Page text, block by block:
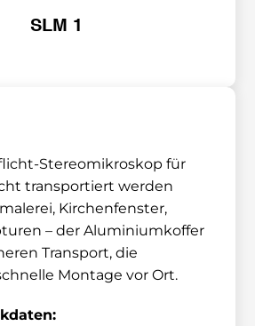
SLM 1
Stereomikroskop für
transportiert werden
Kirchenfenster,
– der Aluminiumkoffer
Transport, die
Montage vor Ort.